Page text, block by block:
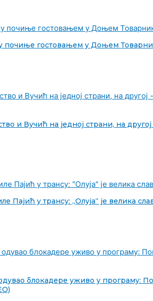
почиње гостовањем у Доњем
и Вучић на једној страни, на
Пајић у трансу: „Олуја“ је велика
блокадере уживо у програму: